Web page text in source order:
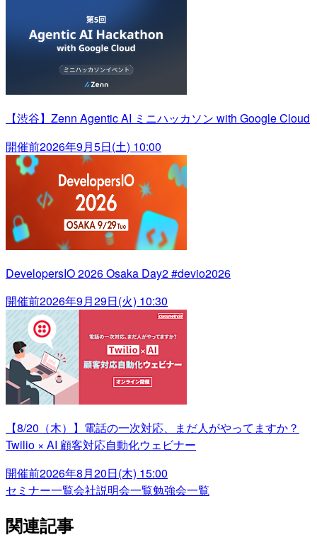
【渋谷】Zenn Agentic AI ミニハッカソン with Google Cloud
開催前2026年9月5日(土) 10:00
DevelopersIO 2026 Osaka Day2 #devio2026
開催前2026年9月29日(火) 10:30
【8/20（木）】電話の一次対応、まだ人がやってますか？
Twilio × AI 顧客対応自動化ウェビナー
開催前2026年8月20日(木) 15:00
セミナー一覧会社説明会一覧勉強会一覧
関連記事